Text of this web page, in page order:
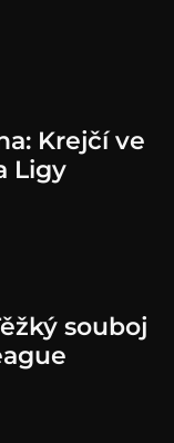
Krejčí ve
Ligy
souboj